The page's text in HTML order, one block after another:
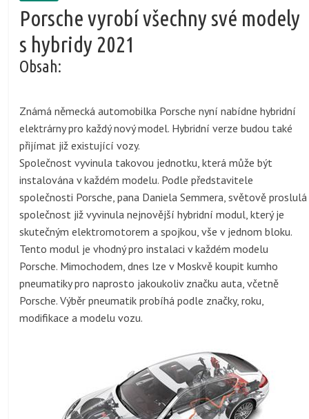
Porsche vyrobí všechny své modely
s hybridy 2021
Obsah:
Známá německá automobilka Porsche nyní nabídne hybridní
elektrárny pro každý nový model. Hybridní verze budou také
přijímat již existující vozy.
Společnost vyvinula takovou jednotku, která může být
instalována v každém modelu. Podle představitele
společnosti Porsche, pana Daniela Semmera, světově proslulá
společnost již vyvinula nejnovější hybridní modul, který je
skutečným elektromotorem a spojkou, vše v jednom bloku.
Tento modul je vhodný pro instalaci v každém modelu
Porsche. Mimochodem, dnes lze v Moskvě koupit kumho
pneumatiky pro naprosto jakoukoliv značku auta, včetně
Porsche. Výběr pneumatik probíhá podle značky, roku,
modifikace a modelu vozu.